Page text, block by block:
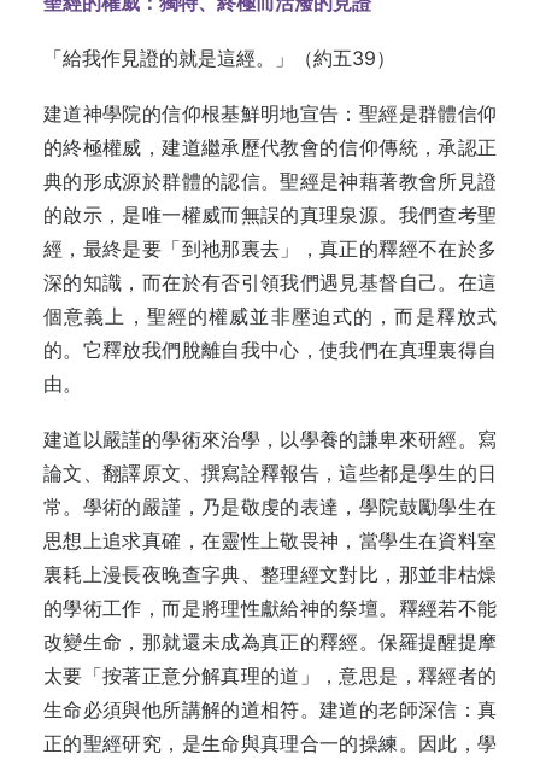
「給我作見證的就是這經。」（約五39）
建道神學院的信仰根基鮮明地宣告：聖經是群體信仰
的終極權威，建道繼承歷代教會的信仰傳統，承認正
典的形成源於群體的認信。聖經是神藉著教會所見證
的啟示，是唯一權威而無誤的真理泉源。我們查考聖
經，最終是要「到祂那裏去」，真正的釋經不在於多
深的知識，而在於有否引領我們遇見基督自己。在這
個意義上，聖經的權威並非壓迫式的，而是釋放式
的。它釋放我們脫離自我中心，使我們在真理裏得自
由。
建道以嚴謹的學術來治學，以學養的謙卑來研經。寫
論文、翻譯原文、撰寫詮釋報告，這些都是學生的日
常。學術的嚴謹，乃是敬虔的表達，學院鼓勵學生在
思想上追求真確，在靈性上敬畏神，當學生在資料室
裏耗上漫長夜晚查字典、整理經文對比，那並非枯燥
的學術工作，而是將理性獻給神的祭壇。釋經若不能
改變生命，那就還未成為真正的釋經。保羅提醒提摩
太要「按著正意分解真理的道」，意思是，釋經者的
生命必須與他所講解的道相符。建道的老師深信：真
正的聖經研究，是生命與真理合一的操練。因此，學